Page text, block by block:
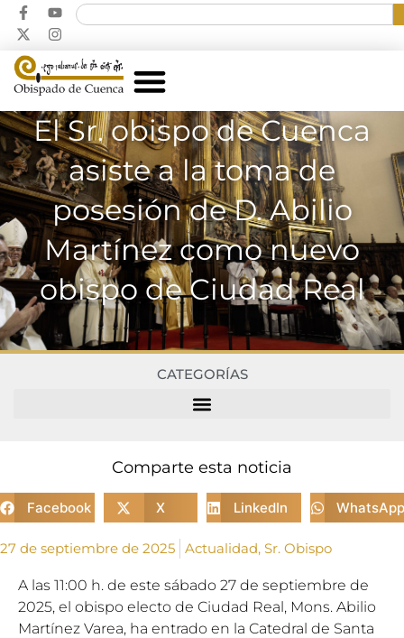
El Sr. obispo de Cuenca
asiste a la toma de
posesión de D. Abilio
Martínez como nuevo
obispo de Ciudad Real
CATEGORÍAS
Comparte esta noticia
Facebook X LinkedIn WhatsApp
27 de septiembre de 2025 Actualidad, Sr. Obispo
A las 11:00 h. de este sábado 27 de septiembre de
2025, el obispo electo de Ciudad Real, Mons. Abilio
Martínez Varea, ha entrado en la Catedral de Santa